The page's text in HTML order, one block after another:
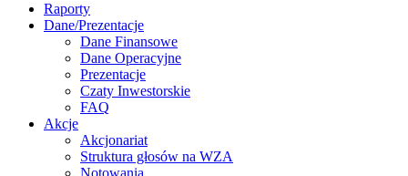
Raporty
Dane/Prezentacje
Dane Finansowe
Dane Operacyjne
Prezentacje
Czaty Inwestorskie
FAQ
Akcje
Akcjonariat
Struktura głosów na WZA
Notowania